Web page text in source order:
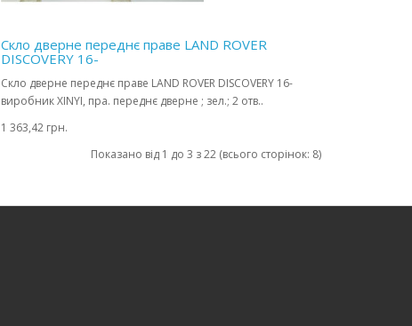
Скло дверне переднє праве LAND ROVER
DISCOVERY 16-
Скло дверне переднє праве LAND ROVER DISCOVERY 16-
виробник XINYI, пра. переднє дверне ; зел.; 2 отв..
1 363,42 грн.
Показано від 1 до 3 з 22 (всього сторінок: 8)